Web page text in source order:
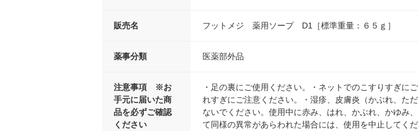
販売名 フットメジ 薬用ソープ D1［標準重量：６５ｇ］
薬事分類 医薬部外品
注意事項 ※お
手元に届いた商
品を必ずご確認
ください
・足の裏にご使用ください。・ネットでのこすりすぎに
れすぎにご注意ください。・湿疹、皮膚炎（かぶれ、た
ないでください。使用中に赤み、はれ、かぶれ、かゆみ
て同様の異常があらわれた場合には、使用を中止してく